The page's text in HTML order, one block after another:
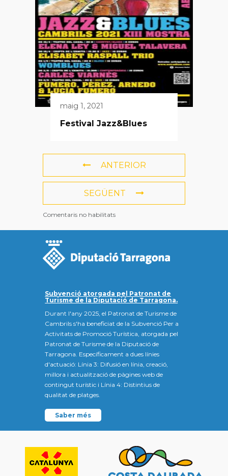
maig 1, 2021
Festival Jazz&Blues
ANTERIOR
SEGÜENT
Comentaris no habilitats
Subvenció atorgada pel Patronat de
Turisme de la Diputació de Tarragona.
Durant l'any 2025, el Patronat de Turisme de
Cambrils s'ha beneficiat de la Subvenció Per a
Activitats de Promoció Turística, atorgada pel
Patronat de Turisme de la Diputació de
Tarragona. Específicament a dues línies
d'actuació: Línia 3: Difusió en línia, creació,
millora i actualització de pàgines web de
contingut turístic i Línia 4: Distintius de
qualitat de platges.
Saber més